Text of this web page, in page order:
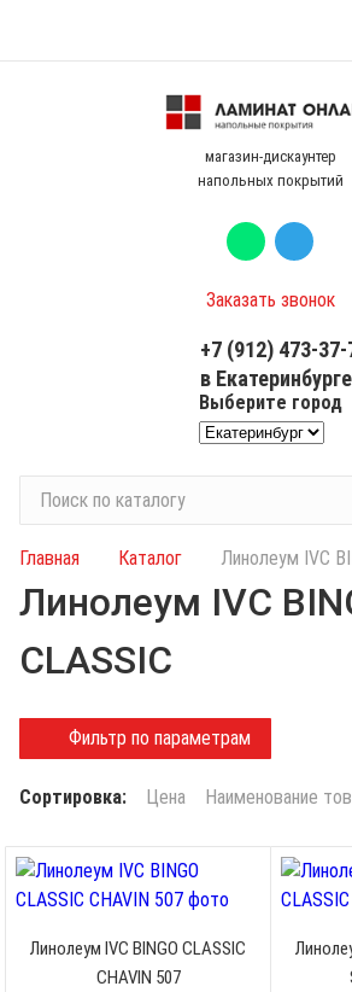
магазин-дискаунтер
напольных покрытий
и
к
о
а
л
г
у
Заказать звонок
+7 (912) 473-37-
в Екатеринбурге
Выберите город
Главная Каталог Линолеум IVC
Линолеум IVC
CLASSIC
Фильтр по параметрам
Сортировка: Цена Наименование
Линолеум IVC BINGO CLASSIC
CHAVIN 507